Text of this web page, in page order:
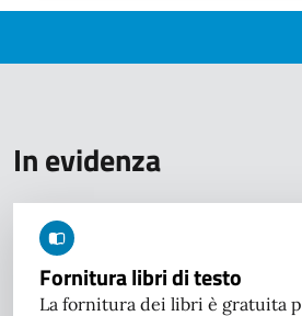
In evidenza
Fornitura libri di testo
La fornitura dei libri è gratuita